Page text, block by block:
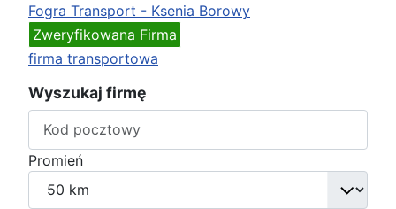
Fogra Transport - Ksenia Borowy
Zweryfikowana Firma
firma transportowa
Wyszukaj firmę
Promień